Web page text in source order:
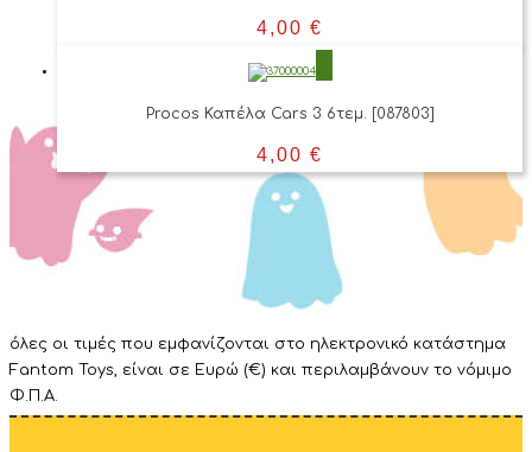
4,00 €
Procos Καπέλα Cars 3 6τεμ. [087803]
4,00 €
όλες οι τιμές που εμφανίζονται στο ηλεκτρονικό κατάστημα
Fantom Toys, είναι σε Ευρώ (€) και περιλαμβάνουν το νόμιμο
Φ.Π.Α.